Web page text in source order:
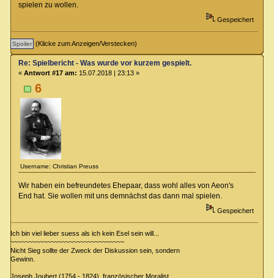
spielen zu wollen.
Gespeichert
(Klicke zum Anzeigen/Verstecken)
6
Username: Christian Preuss
Re: Spielbericht - Was wurde vor kurzem gespielt.
« Antwort #17 am: 15.07.2018 | 23:13 »
Wir haben ein befreundetes Ehepaar, dass wohl alles von Aeon's
End hat. Sie wollen mit uns demnächst das dann mal spielen.
Gespeichert
Ich bin viel lieber suess als ich kein Esel sein will...
~~~~~~~~~~~~~~~~~~~~~~~~~~~~~~~
Nicht Sieg sollte der Zweck der Diskussion sein, sondern
Gewinn.
Joseph Joubert (1754 - 1824), französischer Moralist